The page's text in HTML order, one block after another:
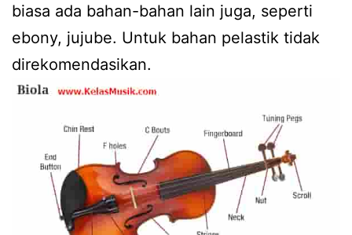
biasa ada bahan-bahan lain juga, seperti
ebony, jujube. Untuk bahan pelastik tidak
direkomendasikan.